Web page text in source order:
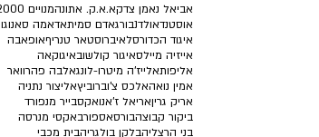
2000 מנוייםא.א.ק. אתונהאביאל נאמן צדק
אדאמה סאנוגואדם סמיתאולדנבורגאוסטנד
אופאבהאיברוסטאר טנריףאיגוד הכדורסל
איגוקאהאיגור קולשובאייזיה מיילס
אלבה פהרוואראלייז'ה מיטרו-לונגאליפות
אליצור נתניהאלכס צ'וברוביץאמין נואה
אקסבייר מנפורדאריאל ז'אנואריק גרין
באקסי מנרסהבורסאספורביקור קבוצה
בית מכביבלקן בולגריהבני הרצליה